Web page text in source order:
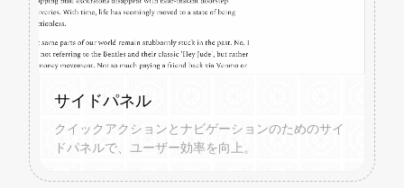
サイドパネル
クイックアクションとナビゲーションのためのサイ
ドパネルで、ユーザー効率を向上。